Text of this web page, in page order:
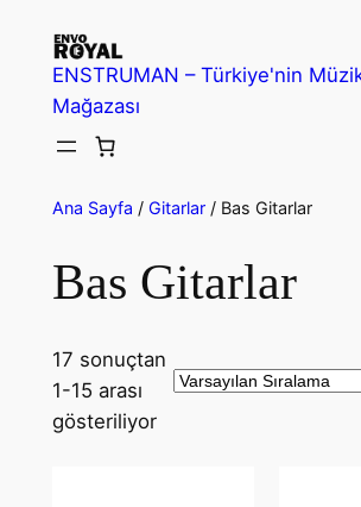
ENSTRUMAN – Türkiye'nin
Mağazası
Ana Sayfa / Gitarlar/ Bas Gitarlar
Bas Gitarlar
17 sonuçtan
1-15 arası
gösteriliyor